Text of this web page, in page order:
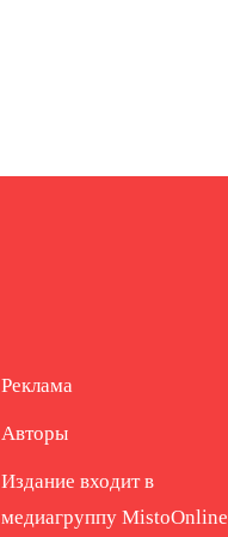
Реклама
Авторы
Издание входит в
медиагруппу MistoOnline